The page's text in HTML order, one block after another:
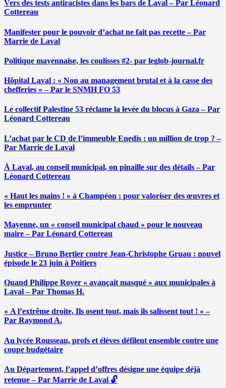
Vers des tests antiracistes dans les bars de Laval – Par Léonard
Cottereau
Manifester pour le pouvoir d’achat ne fait pas recette – Par
Marrie de Laval
Politique mayennaise, les coulisses #2- par leglob-journal.fr
Hôpital Laval : « Non au management brutal et à la casse des
chefferies » – Par le SNMH FO 53
Le collectif Palestine 53 réclame la levée du blocus à Gaza – Par
Léonard Cottereau
L’achat par le CD de l’immeuble Enedis : un million de trop ? –
Par Marrie de Laval
À Laval, au conseil municipal, on pinaille sur des détails – Par
Léonard Cottereau
« Haut les mains ! » à Champéon : pour valoriser des œuvres et
les emprunter
Mayenne, un « conseil municipal chaud » pour le nouveau
maire – Par Léonard Cottereau
Justice – Bruno Bertier contre Jean-Christophe Gruau : nouvel
épisode le 23 juin à Poitiers
Quand Philippe Royer « avançait masqué » aux municipales à
Laval – Par Thomas H.
« A l’extrême droite, Ils osent tout, mais ils salissent tout ! » –
Par Raymond A.
Au lycée Rousseau, profs et élèves défilent ensemble contre une
coupe budgétaire
Au Département, l’appel d’offres désigne une équipe déjà
retenue – Par Marrie de Laval 🔓